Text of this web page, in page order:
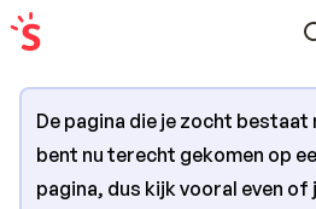
De pagina die je zocht bestaat
bent nu terecht gekomen op
pagina, dus kijk vooral even of